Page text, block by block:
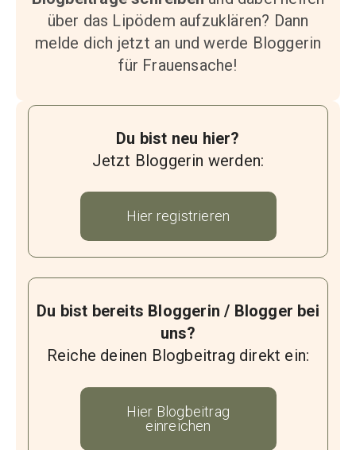
über das Lipödem aufzuklären? Dann
melde dich jetzt an und werde Bloggerin
für Frauensache!
Du bist neu hier?
Jetzt Bloggerin werden:
Hier registrieren
Du bist bereits Bloggerin / Blogger bei
uns?
Reiche deinen Blogbeitrag direkt ein:
Hier Blogbeitrag
einreichen